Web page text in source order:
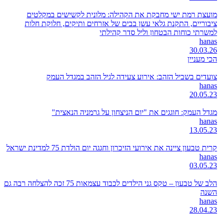
מועצת רמת ישי מחבקת את הקהילה: מלונית לקשישים במקלטים
ציבוריים, התקנת גלאי עשן בבים של אזרחים ותיקים, חלוקת חלות
למשרתי כוחות הבטחון וליל סדר קהילתי
hanas
30.03.26
הכי מעניין
צועדים בשביל הזהב: אירוע צעידה לגיל הזהב במגדל העמק
hanas
20.05.23
מגדל העמק: חוגגים את "יום הניצחון על גרמניה הנאצית"
hanas
13.05.23
קרית טבעון ציינה את אירועי הזיכרון וחגגה יום הולדת 75 למדינת ישראל
hanas
03.05.23
הלב של טבעון – טקס גני הילדים לכבוד עצמאות 75 זכה להצלחה רבה גם
השנה
hanas
28.04.23